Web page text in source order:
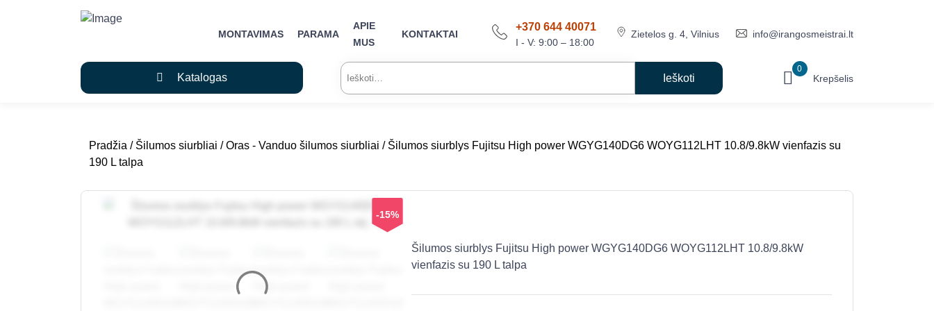
MONTAVIMAS PARAMA
APIE
MUS
KONTAKTAI
+370 644 40071
I - V: 9:00 – 18:00
Zietelos g. 4, Vilnius info@irangosmeistrai.lt
Katalogas
Ieškoti: 0
Krepšelis
Pradžia / Šilumos siurbliai /Oras - Vanduo šilumos siurbliai / Šilumos siurblys Fujitsu High power WGYG140DG6 WOYG112LHT 10.8/9.8kW vienfazis su
190 L talpa
-15%
Šilumos siurblys Fujitsu High power WGYG140DG6 WOYG112LHT 10.8/9.8kW
vienfazis su 190 L talpa